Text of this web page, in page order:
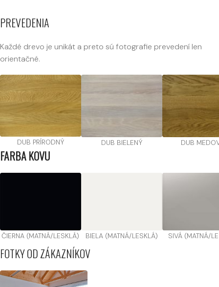
PREVEDENIA
Každé drevo je unikát a preto sú fotografie prevedení len
orientačné.
DUB PRÍRODNÝ DUB BIELENÝ DUB
FARBA KOVU
ČIERNA (MATNÁ/LESKLÁ) BIELA (MATNÁ/LESKLÁ) SIVÁ (MATNÁ/
FOTKY OD ZÁKAZNÍKOV